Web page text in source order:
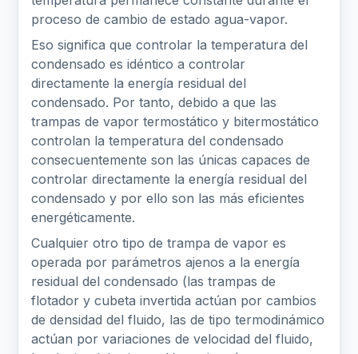
proceso de cambio de estado agua-vapor.
Eso significa que controlar la temperatura del
condensado es idéntico a controlar
directamente la energía residual del
condensado. Por tanto, debido a que las
trampas de vapor termostático y bitermostático
controlan la temperatura del condensado
consecuentemente son las únicas capaces de
controlar directamente la energía residual del
condensado y por ello son las más eficientes
energéticamente.
Cualquier otro tipo de trampa de vapor es
operada por parámetros ajenos a la energía
residual del condensado (las trampas de
flotador y cubeta invertida actúan por cambios
de densidad del fluido, las de tipo termodinámico
actúan por variaciones de velocidad del fluido,